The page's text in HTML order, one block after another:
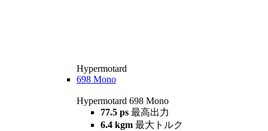
Hypermotard
698 Mono
Hypermotard 698 Mono
77.5 ps 最高出力
6.4 kgm 最大トルク